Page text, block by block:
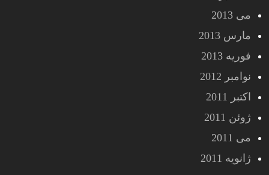
می 2013
مارس 2013
فوریه 2013
نوامبر 2012
اکتبر 2011
ژوئن 2011
می 2011
ژانویه 2011